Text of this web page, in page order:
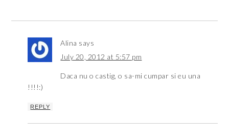
Alina says
July 20, 2012 at 5:57 pm
Daca nu o castig, o sa-mi cumpar si eu una
!!!!:)
REPLY